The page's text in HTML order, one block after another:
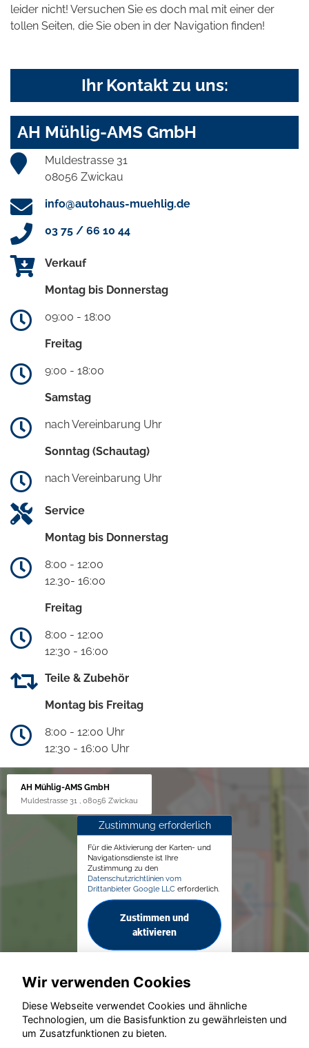
leider nicht! Versuchen Sie es doch mal mit einer der
tollen Seiten, die Sie oben in der Navigation finden!
Ihr Kontakt zu uns:
AH Mühlig-AMS GmbH
Muldestrasse 31
08056 Zwickau
info@autohaus-muehlig.de
03 75 / 66 10 44
Verkauf
Montag bis Donnerstag
09:00 - 18:00
Freitag
9:00 - 18:00
Samstag
nach Vereinbarung Uhr
Sonntag (Schautag)
nach Vereinbarung Uhr
Service
Montag bis Donnerstag
8:00 - 12:00
12.30- 16:00
Freitag
8:00 - 12:00
12:30 - 16:00
Teile & Zubehör
Montag bis Freitag
8:00 - 12:00 Uhr
12:30 - 16:00 Uhr
AH Mühlig-AMS GmbH
Muldestrasse 31 , 08056 Zwickau
Zustimmung erforderlich
Für die Aktivierung der Karten- und
Navigationsdienste ist Ihre
Zustimmung zu den
Datenschutzrichtlinien vom
Drittanbieter Google LLC erforderlich.
Zustimmen und
aktivieren
© konjunkturmotor.de GmbH 2020 - 2026
Wir verwenden Cookies
Diese Webseite verwendet Cookies und ähnliche
Technologien, um die Basisfunktion zu gewährleisten und
um Zusatzfunktionen zu bieten.